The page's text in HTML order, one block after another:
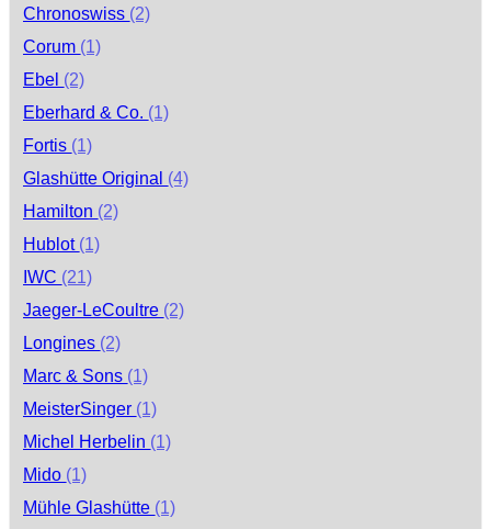
Chronoswiss (2)
Corum (1)
Ebel (2)
Eberhard & Co. (1)
Fortis (1)
Glashütte Original (4)
Hamilton (2)
Hublot (1)
IWC (21)
Jaeger-LeCoultre (2)
Longines (2)
Marc & Sons (1)
MeisterSinger (1)
Michel Herbelin (1)
Mido (1)
Mühle Glashütte (1)